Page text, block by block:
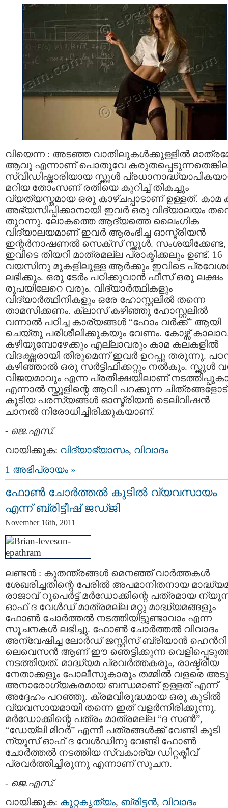
വിയെന്ന : അടഞ്ഞ വാതിലുകള്‍ക്കുള്ളില്‍
ആവൂ എന്നാണ് പൊതുവേ
സ്വീഡിഷ്കാരിയായ സ്ക്കൂള്‍
മറിയ തോംസണ് രതിയെ കുറിച്ച് തികച്ചും
വ്യത്യസ്തമായ ഒരു കാഴ്ചപ്പാടാണ് ഉള്ളത്. കാമ
അഭ്യസിപ്പിക്കാനായി ഇവര്‍ ഒരു വിദ്യാലയം
തുറന്നു. ലോകത്തെ ആദ്യത്തെ ലൈംഗിക
വിദ്യാലയമാണ് ഇവര്‍ ആരംഭിച്ച ഓസ്ട്രിയന്‍
ഇന്റര്‍നാഷണല്‍ സെക്സ് സ്ക്കൂള്‍. സംശയിക്കേണ്ട,
ഇവിടെ തിയറി മാത്രമല്ല പ്രാക്ടിക്കലും ഉണ്ട്. 16
വയസിനു മുകളിലുള്ള ആര്‍ക്കും ഇവിടെ
ലഭിക്കും. ഒരു ടേര്‍ം പഠിക്കുവാന്‍ ഫീസ്‌ ഒരു ലക്ഷം
രൂപയിലേറെ വരും. വിദ്യാര്‍ത്ഥികളും
വിദ്യാര്‍ത്ഥിനികളും ഒരേ ഹോസ്റ്റലില്‍ തന്നെ
താമസിക്കണം. ക്ലാസ്‌ കഴിഞ്ഞു ഹോസ്റ്റലില്‍
വന്നാല്‍ പഠിച്ച കാര്യങ്ങള്‍ “ഹോം വര്‍ക്ക്‌” ആയി
ചെയ്തു പരിശീലിക്കുകയും വേണം. കോഴ്സ്‌
കഴിയുമ്പോഴേക്കും എല്ലാവരും കാമ കലകളില്‍
വിദഗ്ദ്ധരായി തീരുമെന്ന് ഇവര്‍ ഉറപ്പു തരുന്നു.
കഴിഞ്ഞാല്‍ ഒരു സര്‍ട്ടിഫിക്കറ്റും നല്‍കും. സ്ക്കൂള്‍
വിജയമാവും എന്ന പ്രതീക്ഷയിലാണ്
എന്നാല്‍ സ്ക്കൂളിന്റെ ആവി പറക്കുന്ന ചിത്രങ്ങളോട്
കൂടിയ പരസ്യങ്ങള്‍ ഓസ്ട്രിയന്‍ ടെലിവിഷന്‍
ചാനല്‍ നിരോധിച്ചിരിക്കുകയാണ്.
- ജെ.എസ്.
വായിക്കുക: വിദ്യാഭ്യാസം, വിവാദം
1 അഭിപ്രായം »
ഫോണ്‍ ചോര്‍ത്തല്‍ കുടില്‍ വ്യവസായം
എന്ന് ബ്രിട്ടീഷ്‌ ജഡ്ജി
November 16th, 2011
ലണ്ടന്‍ : കുതന്ത്രങ്ങള്‍ മെനഞ്ഞ് വാര്‍ത്തകള്‍
ശേഖരിച്ചതിന്റെ പേരില്‍ അപമാനിതനായ
രാജാവ്‌ റൂപെര്‍ട്ട് മര്‍ഡോക്കിന്റെ പത്രമായ
ഓഫ് ദ വേള്‍ഡ്‌ മാത്രമല്ല മറ്റു മാദ്ധ്യമങ്ങളും
ഫോണ്‍ ചോര്‍ത്തല്‍ നടത്തിയിട്ടുണ്ടാവാം എന്ന
സൂചനകള്‍ ലഭിച്ചു. ഫോണ്‍ ചോര്‍ത്തല്‍ വിവാദം
അന്വേഷിച്ച ലോര്‍ഡ്‌ ജസ്റ്റിസ്‌ ബ്രിയാന്‍ ഹെന്‍റി
ലെവെസന്‍ ആണ് ഈ ഞെട്ടിക്കുന്ന
നടത്തിയത്‌. മാദ്ധ്യമ പ്രവര്‍ത്തകരും, രാഷ്ട്രീയ
നേതാക്കളും പോലീസുകാരും തമ്മില്‍ വളരെ
അനാരോഗ്യകരമായ ബന്ധമാണ് ഉള്ളത് എന്ന്
അദ്ദേഹം പറഞ്ഞു. ക്രമവിരുദ്ധമായ ഒരു കുടില്‍
വ്യവസായമായി തന്നെ ഇത് വളര്‍ന്നിരിക്കുന്നു.
മര്‍ഡോക്കിന്റെ പത്രം മാത്രമല്ല “ദ സണ്‍”,
“ഡേയ്ലി മിറര്‍” എന്നീ പത്രങ്ങള്‍ക്ക് വേണ്ടി കൂടി
ന്യൂസ് ഓഫ് ദ വേള്‍ഡിനു വേണ്ടി ഫോണ്‍
ചോര്‍ത്തല്‍ നടത്തിയ സ്വകാര്യ ഡിറ്റക്ടീവ്
പ്രവര്‍ത്തിച്ചിരുന്നു എന്നാണ് സൂചന.
- ജെ.എസ്.
വായിക്കുക: കുറ്റകൃത്യം, ബ്രിട്ടന്‍, വിവാദം